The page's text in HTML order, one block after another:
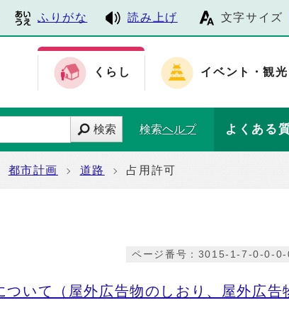
ふりがな 読み上げ 文字サイズ
くらし イベント・観光
検索 検索ヘルプ よくある
都市計画 道路 占用許可
ページ番号：3015-1-7-0-0-
ついて（屋外広告物のしおり、屋外広告